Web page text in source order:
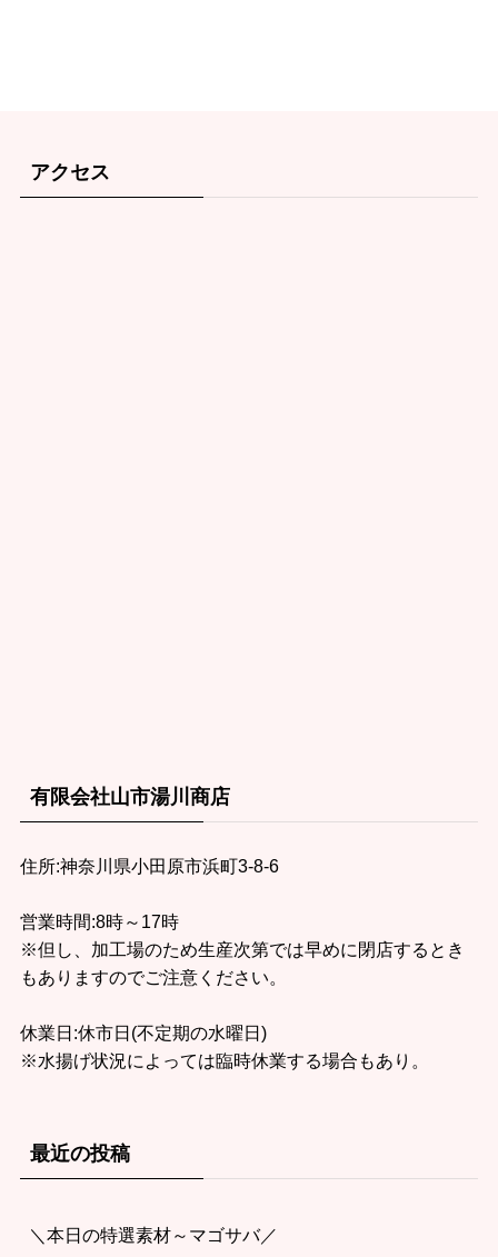
アクセス
有限会社山市湯川商店
住所:神奈川県小田原市浜町3-8-6
営業時間:8時～17時
※但し、加工場のため生産次第では早めに閉店するとき
もありますのでご注意ください。
休業日:休市日(不定期の水曜日)
※水揚げ状況によっては臨時休業する場合もあり。
最近の投稿
＼本日の特選素材～マゴサバ／